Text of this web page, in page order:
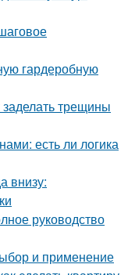
гардеробную
трещины
есть ли логика
внизу:
руководство
и применение